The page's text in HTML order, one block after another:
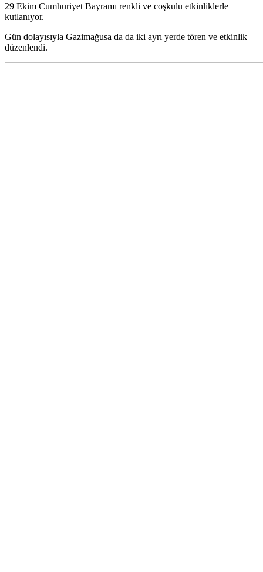
29 Ekim Cumhuriyet Bayramı renkli ve coşkulu etkinliklerle
kutlanıyor.
Gün dolayısıyla Gazimağusa da da iki ayrı yerde tören ve etkinlik
düzenlendi.